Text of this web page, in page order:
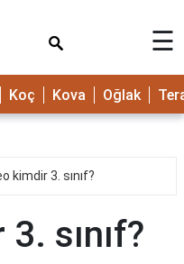
☰
Koç Kova Oğlak
kimdir 3. sınıf?
sınıf?